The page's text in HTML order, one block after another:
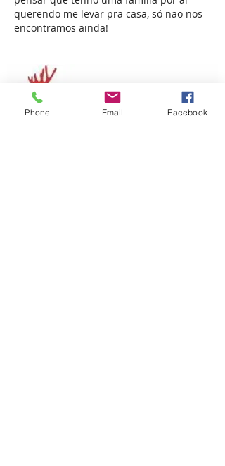
querendo me levar pra casa, só não nos
encontramos ainda!
Phone Email Facebook